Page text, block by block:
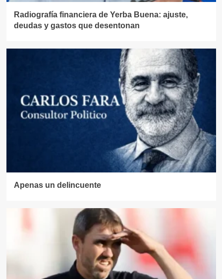
Radiografía financiera de Yerba Buena: ajuste,
deudas y gastos que desentonan
Apenas un delincuente